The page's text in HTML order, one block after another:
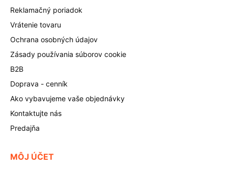
Reklamačný poriadok
Vrátenie tovaru
Ochrana osobných údajov
Zásady používania súborov cookie
B2B
Doprava - cenník
Ako vybavujeme vaše objednávky
Kontaktujte nás
Predajňa
MÔJ ÚČET